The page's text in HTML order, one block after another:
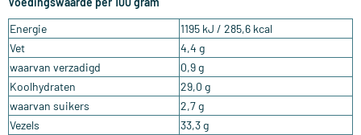
Energie
1195 kJ / 285,6 kcal
Vet
4,4 g
waarvan verzadigd
0,9 g
Koolhydraten
29,0 g
waarvan suikers
2,7 g
Vezels
33,3 g